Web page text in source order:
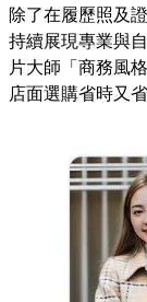
除了在履歷照及
持續展現專業與
片大師「商務風
店面選購省時又省